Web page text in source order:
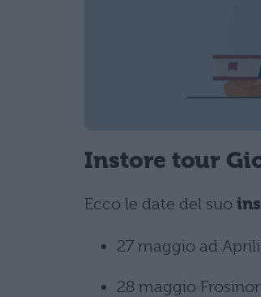
Instore tour
Ecco le date del suo
27 maggio ad
28 maggio